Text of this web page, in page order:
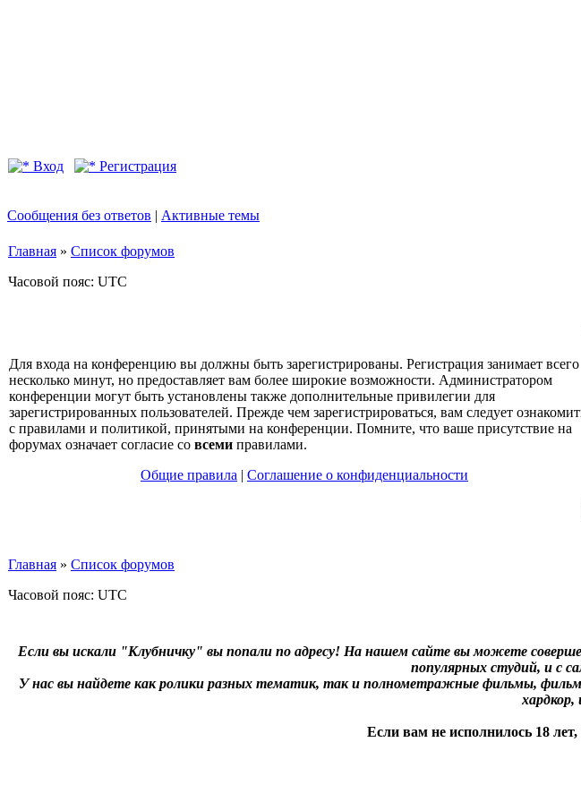
Вход Регистрация
Сообщения без ответов | Активные темы
Главная » Список форумов
Часовой пояс: UTC
Для входа на конференцию вы должны быть зарегистрированы. Регистрация занимает всего
несколько минут, но предоставляет вам более широкие возможности. Администратором
конференции могут быть установлены также дополнительные привилегии для
зарегистрированных пользователей. Прежде чем зарегистрироваться, вам следует
с правилами и политикой, принятыми на конференции. Помните, что ваше присутствие на
форумах означает согласие со всеми правилами.
Общие правила | Соглашение о конфиденциальности
Главная » Список форумов
Часовой пояс: UTC
Если вы искали "Клубничку" вы попали по адресу! На нашем сайте вы можете
популярных студий, и с
У нас вы найдете как ролики разных тематик, так и полнометражные фильмы,
хардкор,
Если вам не исполнилось 18